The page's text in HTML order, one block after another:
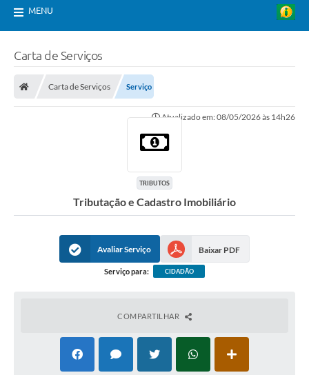
MENU
Carta de Serviços
Carta de Serviços Serviço
Atualizado em: 08/05/2026 às 14h26
TRIBUTOS
Tributação e Cadastro Imobiliário
Avaliar Serviço Baixar PDF
Serviço para: CIDADÃO
COMPARTILHAR